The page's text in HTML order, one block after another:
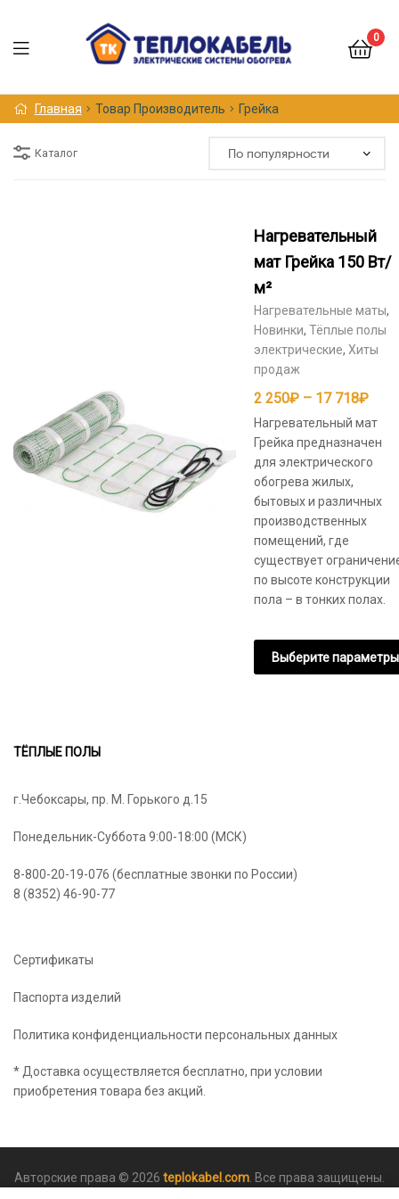
0
Меню
Главная Товар Производитель Грейка
Каталог
Нагревательный
мат Грейка 150 Вт/
м²
Нагревательные маты,
Новинки, Тёплые полы
электрические, Хиты
продаж
2 250₽ – 17 718₽
цен:
2
17
Нагревательный мат
Грейка предназначен
для электрического
обогрева жилых,
бытовых и различных
производственных
помещений, где
существует
по высоте конструкции
пола – в тонких полах.
Выберите параметры
товара.
ТЁПЛЫЕ ПОЛЫ
г.Чебоксары, пр. М. Горького д.15
Понедельник-Суббота 9:00-18:00 (МСК)
8-800-20-19-076 (бесплатные звонки по России)
8 (8352) 46-90-77
Сертификаты
Паспорта изделий
Политика конфиденциальности персональных данных
* Доставка осуществляется бесплатно, при условии
приобретения товара без акций.
Авторские права © 2026 teplokabel.com . Все права защищены.